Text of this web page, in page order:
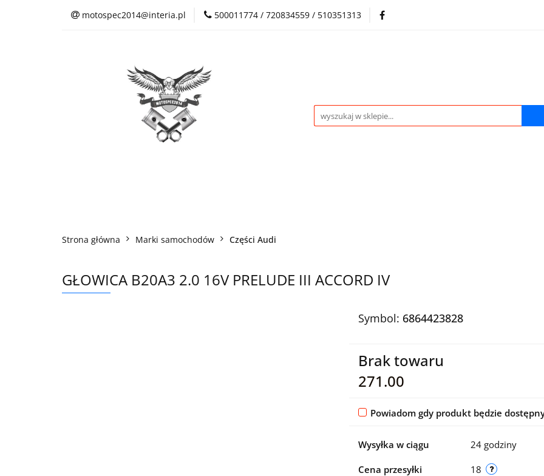
motospec2014@interia.pl 500011774 / 720834559 / 510351313
Sklep Auto Części Regulamin sklepu
Kontakt
Strona główna Marki samochodów Części Audi
GŁOWICA B20A3 2.0 16V PRELUDE III ACCORD IV
Symbol: 6864423828
Brak towaru
271.00
Powiadom gdy produkt będzie
Wysyłka w ciągu 24 godziny
Cena przesyłki 18